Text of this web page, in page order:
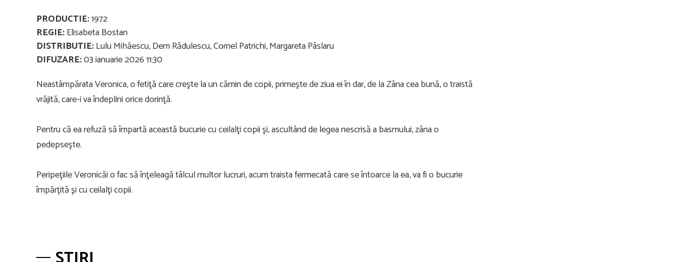
PRODUCTIE:1972
REGIE:Elisabeta Bostan
DISTRIBUTIE:Lulu Mihăescu, Dem Rădulescu, Cornel Patrichi, Margareta Pâslaru
DIFUZARE:03 ianuarie 2026 11:30
Neastâmpărata Veronica, o fetiţă care creşte la un cămin de copii, primeşte de ziua ei în dar, de la Zâna cea bună, o traistă
vrăjită, care-i va îndeplini orice dorinţă.
Pentru că ea refuză să împartă această bucurie cu ceilalţi copii şi, ascultând de legea nescrisă a basmului, zâna o
pedepseşte.
Peripeţiile Veronicăi o fac să înţeleagă tâlcul multor lucruri, acum traista fermecată care se întoarce la ea, va fi o bucurie
împărţită şi cu ceilalţi copii.